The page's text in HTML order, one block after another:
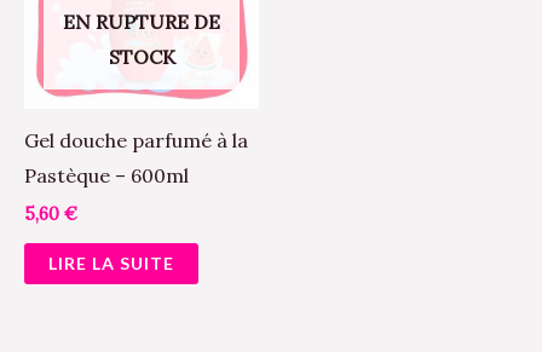
EN RUPTURE DE
STOCK
Gel douche parfumé à la
Pastèque – 600ml
5,60 €
LIRE LA SUITE